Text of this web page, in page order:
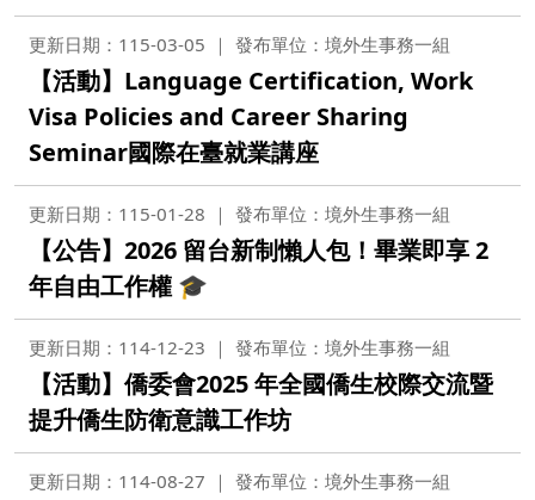
更新日期：115-03-05 發布單位：境外生事務一組
【活動】Language Certification, Work
Visa Policies and Career Sharing
Seminar國際在臺就業講座
更新日期：115-01-28 發布單位：境外生事務一組
【公告】2026 留台新制懶人包！畢業即享 2
年自由工作權 🎓
更新日期：114-12-23 發布單位：境外生事務一組
【活動】僑委會2025 年全國僑生校際交流暨
提升僑生防衛意識工作坊
更新日期：114-08-27 發布單位：境外生事務一組